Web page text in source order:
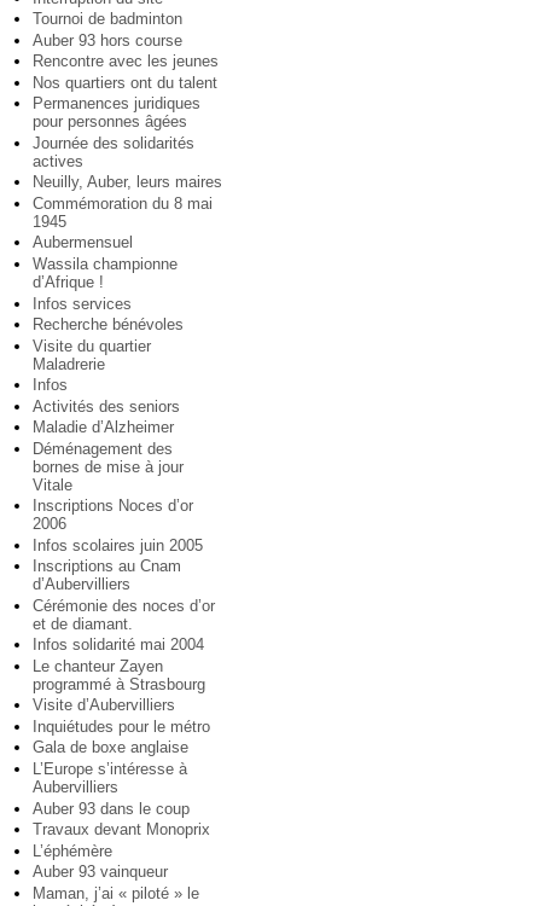
Tournoi de badminton
Auber 93 hors course
Rencontre avec les jeunes
Nos quartiers ont du talent
Permanences juridiques
pour personnes âgées
Journée des solidarités
actives
Neuilly, Auber, leurs maires
Commémoration du 8 mai
1945
Aubermensuel
Wassila championne
d’Afrique !
Infos services
Recherche bénévoles
Visite du quartier
Maladrerie
Infos
Activités des seniors
Maladie d’Alzheimer
Déménagement des
bornes de mise à jour
Vitale
Inscriptions Noces d’or
2006
Infos scolaires juin 2005
Inscriptions au Cnam
d’Aubervilliers
Cérémonie des noces d’or
et de diamant.
Infos solidarité mai 2004
Le chanteur Zayen
programmé à Strasbourg
Visite d’Aubervilliers
Inquiétudes pour le métro
Gala de boxe anglaise
L’Europe s’intéresse à
Aubervilliers
Auber 93 dans le coup
Travaux devant Monoprix
L’éphémère
Auber 93 vainqueur
Maman, j’ai « piloté » le